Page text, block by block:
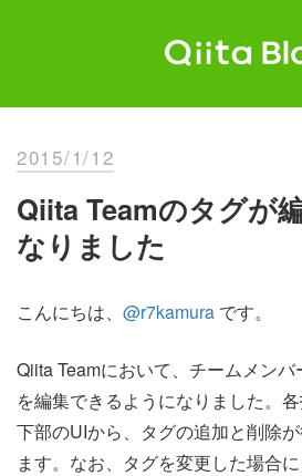
2015/1/12
Qiita Teamのタグが
なりました
こんにちは、 @r7kamura です。
Qiita Teamにおいて、チームメン
を編集できるようになりました。
下部のUIから、タグの追加と削除
ます。なお、タグを変更した場合